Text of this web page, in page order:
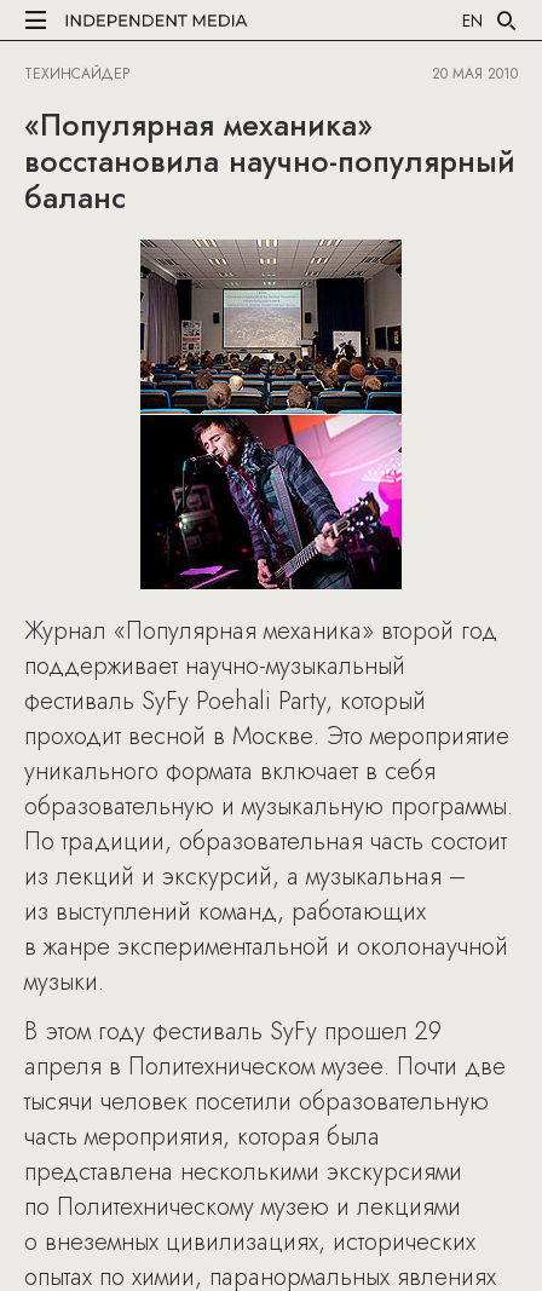
EN
ТЕХИНСАЙДЕР 20 МАЯ 2010
«Популярная механика»
восстановила научно-популярный
баланс
Журнал «Популярная механика» второй год
поддерживает научно-музыкальный
фестиваль SyFy Poehali Party, который
проходит весной в Москве. Это мероприятие
уникального формата включает в себя
образовательную и музыкальную программы.
По традиции, образовательная часть состоит
из лекций и экскурсий, а музыкальная –
из выступлений команд, работающих
в жанре экспериментальной и околонаучной
музыки.
В этом году фестиваль SyFy прошел 29
апреля в Политехническом музее. Почти две
тысячи человек посетили образовательную
часть мероприятия, которая была
представлена несколькими экскурсиями
по Политехническому музею и лекциями
о внеземных цивилизациях, исторических
опытах по химии, паранормальных явлениях